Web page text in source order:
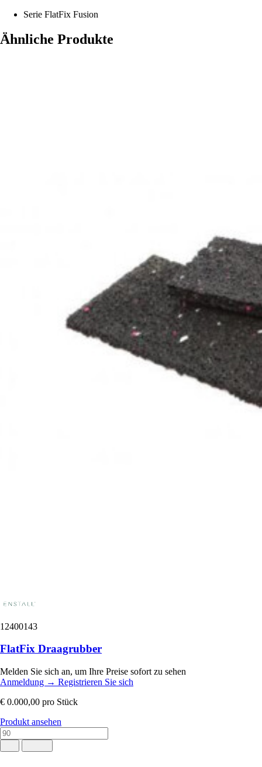
Serie FlatFix Fusion
Ähnliche Produkte
12400143
FlatFix Draagrubber
Melden Sie sich an, um Ihre Preise sofort zu sehen
Anmeldung → Registrieren Sie sich
€ 0.000,00 pro Stück
Produkt ansehen